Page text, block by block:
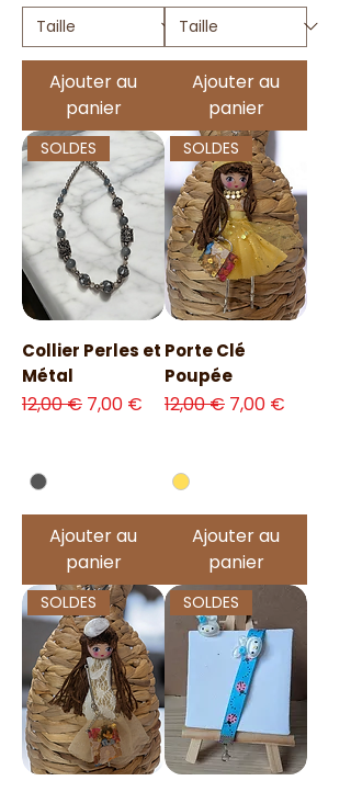
Ajouter au
panier
Ajouter au
panier
SOLDES
Collier Perles et
Métal
Prix original
12,00 € Prix promotionnel
7,00 €
Ajouter au
panier
SOLDES
Porte Clé
Poupée
Prix original
12,00 € Prix
7,00 €
Ajouter au
panier
SOLDES SOLDES